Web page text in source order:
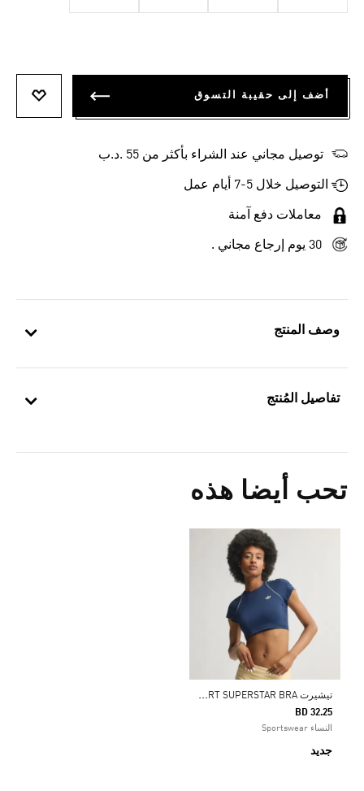
وصف المنتج
تفاصيل المُنتج
تحب أيضا هذه
ت
يشيرت ADIDAS ORIGINALS SPORT SUPERSTAR BRA
BD 32.25
النساء Sportswear
جديد
أضف إلى حقيبة التسوق
توصيل مجاني عند الشراء بأكثر من 55 .د.ب‎
التوصيل خلال 5-7 أيام عمل
معاملات دفع آمنة